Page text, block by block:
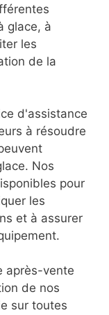
glace, à
les
de la
d'assistance
à résoudre
Nos
pour
les
et à assurer
après-vente
de nos
sur toutes